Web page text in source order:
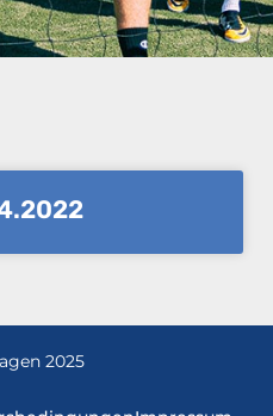
2025